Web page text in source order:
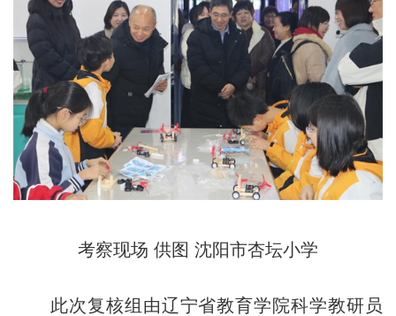
考察现场 供图 沈阳市杏坛小学
此次复核组由辽宁省教育学院科学教研员